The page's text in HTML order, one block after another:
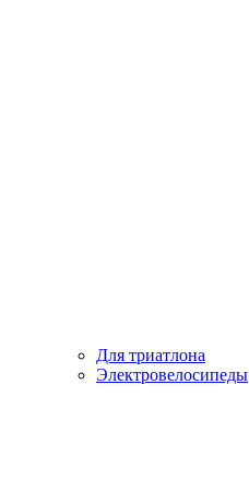
Для триатлона
Электровелосипеды